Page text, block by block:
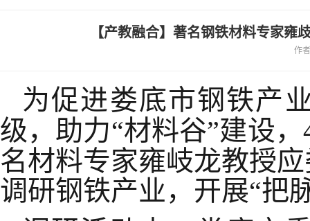
【产教融合】著名钢铁材料专家雍
作
为促进娄底市钢铁产
级，助力“材料谷”建设，
名材料专家雍岐龙教授
调研钢铁产业，开展“把